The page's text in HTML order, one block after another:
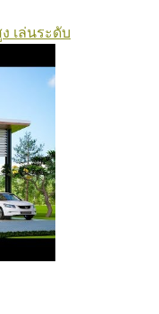
เล่นระดับ